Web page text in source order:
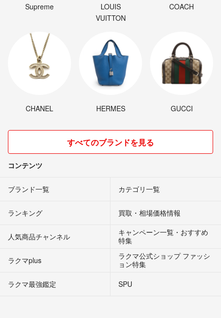
Supreme
LOUIS
VUITTON
COACH
CHANEL HERMES GUCCI
すべてのブランドを見る
コンテンツ
ブランド一覧 カテゴリ一覧
ランキング 買取・相場価格情報
人気商品チャンネル
キャンペーン一覧・おすすめ
特集
ラクマplus
ラクマ公式ショップ ファッシ
ョン特集
ラクマ最強鑑定
SPU